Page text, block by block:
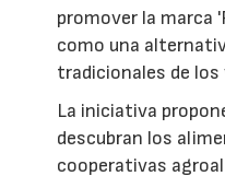
promover la marca
como una
tradicionales de los
La iniciativa
descubran los
cooperativas